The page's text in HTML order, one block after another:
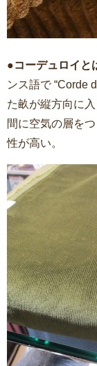
●コーデュロイと
ンス語で “Corde
た畝が縦方向に
間に空気の層を
性が高い。